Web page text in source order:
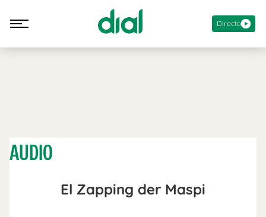
Directo
AUDIO
El Zapping der Maspi